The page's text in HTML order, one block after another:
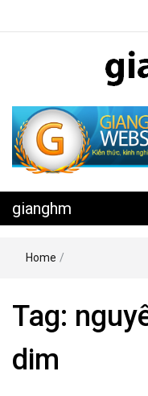
gianghm
Home /
Tag:
dim